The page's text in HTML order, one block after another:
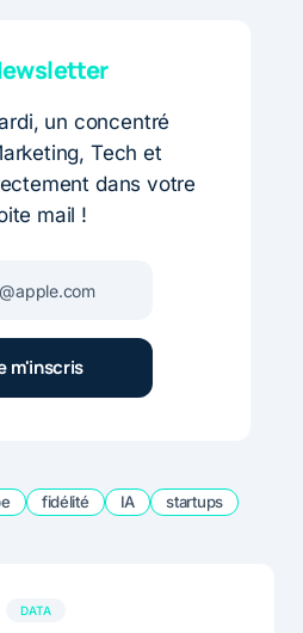
un concentré
Tech et
dans votre
mail !
fidélité IA startups
DATA